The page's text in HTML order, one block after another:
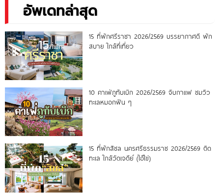
อัพเดทล่าสุด
15 ที่พักศรีราชา 2026/2569 บรรยากาศดี พัก
สบาย ใกล้ที่เที่ยว
10 คาเฟ่ภูทับเบิก 2026/2569 จิบกาแฟ ชมวิว
ทะเลหมอกฟิน ๆ
15 ที่พักสิชล นครศรีธรรมราช 2026/2569 ติด
ทะเล ใกล้วัดเจดีย์ (ไอ้ไข่)